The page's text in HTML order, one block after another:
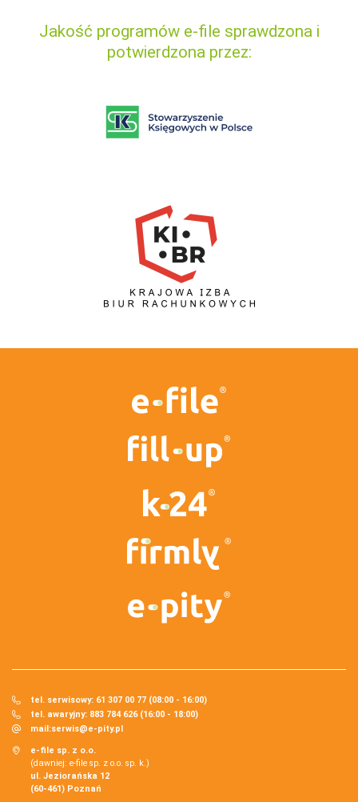
Jakość programów e-file sprawdzona i
potwierdzona przez:
tel. serwisowy: 61 307 00 77 (08:00 - 16:00)
tel. awaryjny: 883 784 626 (16:00 - 18:00)
mail:serwis@e-pity.pl
e-file sp. z o.o.
(dawniej: e-file sp. z o.o. sp. k.)
ul. Jeziorańska 12
(60-461) Poznań